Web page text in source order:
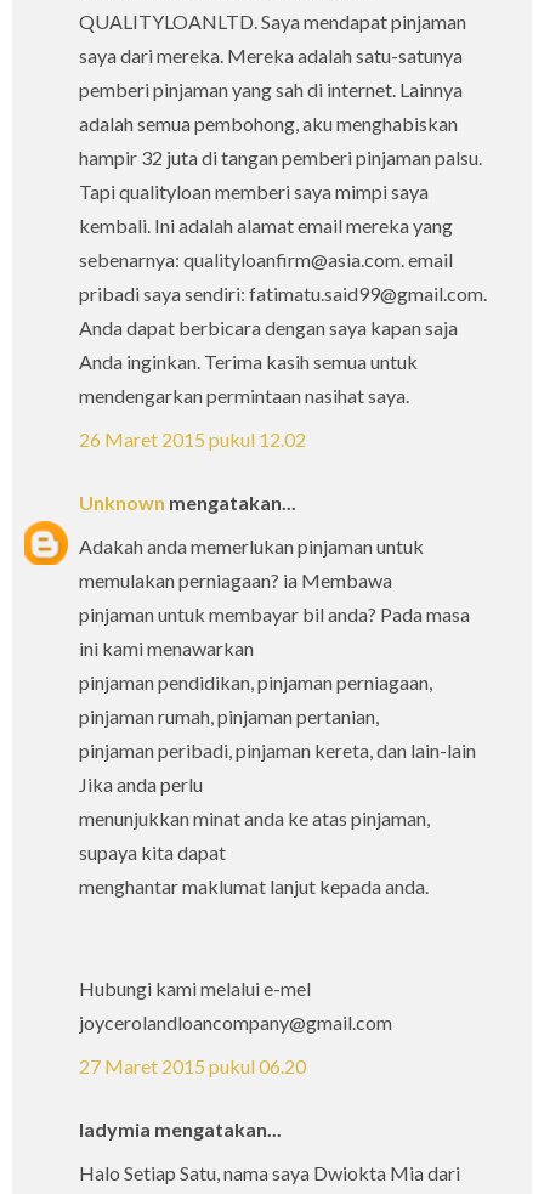
QUALITYLOANLTD. Saya mendapat pinjaman
saya dari mereka. Mereka adalah satu-satunya
pemberi pinjaman yang sah di internet. Lainnya
adalah semua pembohong, aku menghabiskan
hampir 32 juta di tangan pemberi pinjaman palsu.
Tapi qualityloan memberi saya mimpi saya
kembali. Ini adalah alamat email mereka yang
sebenarnya: qualityloanfirm@asia.com. email
pribadi saya sendiri: fatimatu.said99@gmail.com.
Anda dapat berbicara dengan saya kapan saja
Anda inginkan. Terima kasih semua untuk
mendengarkan permintaan nasihat saya.
26 Maret 2015 pukul 12.02
Unknown mengatakan...
Adakah anda memerlukan pinjaman untuk
memulakan perniagaan? ia Membawa
pinjaman untuk membayar bil anda? Pada masa
ini kami menawarkan
pinjaman pendidikan, pinjaman perniagaan,
pinjaman rumah, pinjaman pertanian,
pinjaman peribadi, pinjaman kereta, dan lain-lain
Jika anda perlu
menunjukkan minat anda ke atas pinjaman,
supaya kita dapat
menghantar maklumat lanjut kepada anda.
Hubungi kami melalui e-mel
joycerolandloancompany@gmail.com
27 Maret 2015 pukul 06.20
ladymia mengatakan...
Halo Setiap Satu, nama saya Dwiokta Mia dari